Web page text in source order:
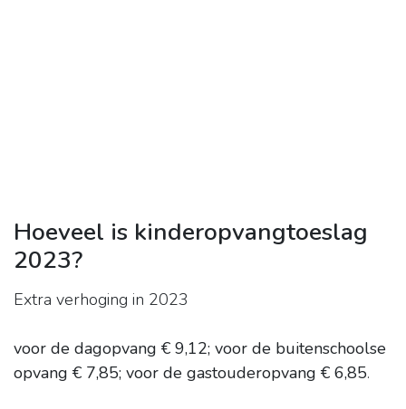
Hoeveel is kinderopvangtoeslag
2023?
Extra verhoging in 2023
voor de dagopvang € 9,12; voor de buitenschoolse
opvang € 7,85; voor de gastouderopvang € 6,85.